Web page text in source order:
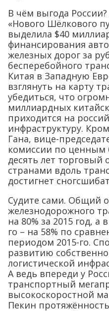
В чём выгода
«Нового Шёлкового
выделила $40
финансирования
железных дорог за
бесперебойного
Китая в Западную
взглянуть на карту
убедиться, что
миллиардных
приходится на
инфраструктуру.
Гана, вице-
комиссии по ценным
десять лет торговый
странами вдоль
достигнет
Судите сами. Общий
железнодорожного
на 80% за 2015 год, а
го – на 58% по
периодом 2015-го.
развитию
логистической
А ведь впереди у
транспортный
высокоскоростной
Пекин